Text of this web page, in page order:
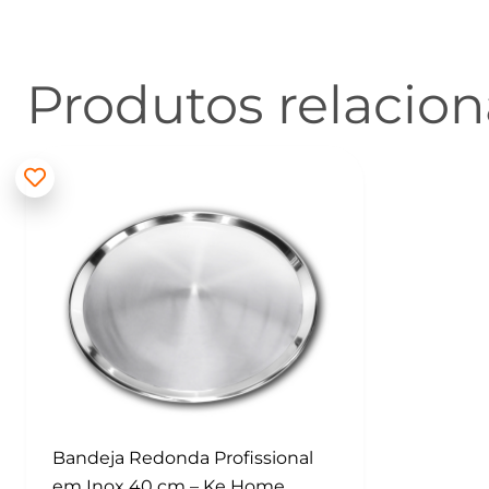
Produtos
Bandeja Redonda Profissional